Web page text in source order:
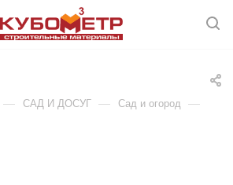
— САД И ДОСУГ — Сад и огород —